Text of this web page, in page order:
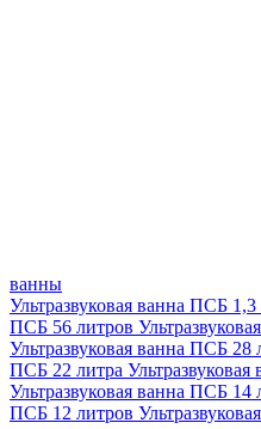
ванны
Ультразвуковая ванна ПСБ 1,3
ПСБ 56 литров
Ультразвуковая ванна ПСБ 28
ПСБ 22 литра
Ультразвуковая ванна ПСБ 14
ПСБ 12 литров